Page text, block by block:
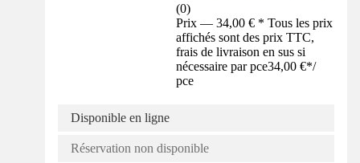
(0)
Prix — 34,00 € * Tous les prix
affichés sont des prix TTC,
frais de livraison en sus si
nécessaire par pce34,00 €*/
pce
Disponible en ligne
Réservation non disponible